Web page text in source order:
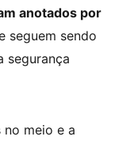
anotados por
seguem sendo
segurança
meio e a